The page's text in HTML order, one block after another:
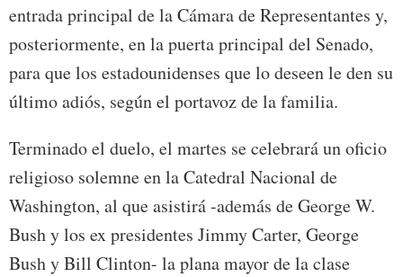
entrada principal de la Cámara de Representantes y,
posteriormente, en la puerta principal del Senado,
para que los estadounidenses que lo deseen le den su
último adiós, según el portavoz de la familia.
Terminado el duelo, el martes se celebrará un oficio
religioso solemne en la Catedral Nacional de
Washington, al que asistirá -además de George W.
Bush y los ex presidentes Jimmy Carter, George
Bush y Bill Clinton- la plana mayor de la clase